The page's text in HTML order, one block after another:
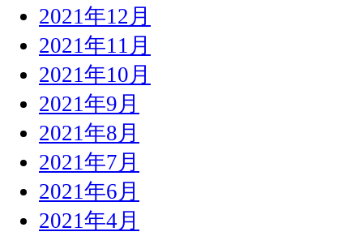
2021年12月
2021年11月
2021年10月
2021年9月
2021年8月
2021年7月
2021年6月
2021年4月